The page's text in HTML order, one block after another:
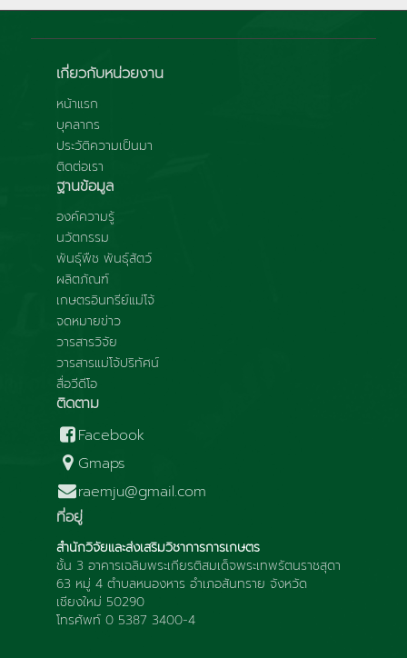
เกี่ยวกับหน่วยงาน
หน้าแรก
บุคลากร
ประวัติความเป็นมา
ติดต่อเรา
ฐานข้อมูล
องค์ความรู้
นวัตกรรม
พันธุ์พืช พันธุ์สัตว์
ผลิตภัณฑ์
เกษตรอินทรีย์แม่โจ้
จดหมายข่าว
วารสารวิจัย
วารสารแม่โจ้ปริทัศน์
สื่อวีดีโอ
ติดตาม
Facebook
Gmaps
raemju@gmail.com
ที่อยู่
สำนักวิจัยและส่งเสริมวิชาการการเกษตร
ชั้น 3 อาคารเฉลิมพระเกียรติสมเด็จพระเทพรัตนราชสุดา
63 หมู่ 4 ตำบลหนองหาร อำเภอสันทราย จังหวัด
เชียงใหม่ 50290
โทรศัพท์ 0 5387 3400-4